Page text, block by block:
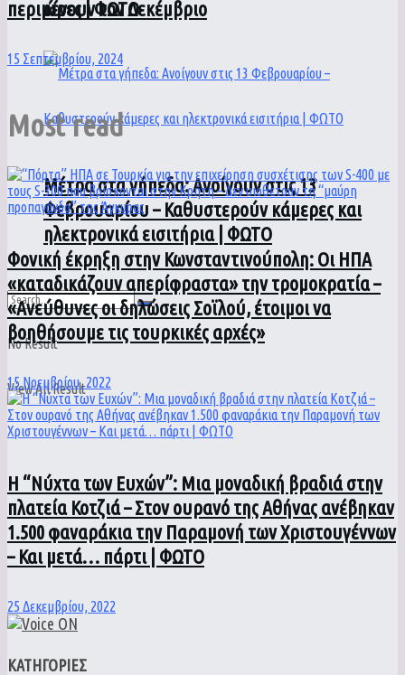
ώρες | ΦΩΤΟ
Μέτρα στα γήπεδα: Ανοίγουν στις 13
Φεβρουαρίου – Καθυστερούν κάμερες και
ηλεκτρονικά εισιτήρια | ΦΩΤΟ
No Result
View All Result
περιμένουν τον Δεκέμβριο
15 Σεπτεμβρίου, 2024
Most read
Φονική έκρηξη στην Κωνσταντινούπολη: Οι HΠΑ
«καταδικάζουν απερίφραστα» την τρομοκρατία –
«Ανεύθυνες οι δηλώσεις Σοϊλού, έτοιμοι να
βοηθήσουμε τις τουρκικές αρχές»
15 Νοεμβρίου, 2022
H “Νύχτα των Ευχών”: Μια μοναδική βραδιά στην
πλατεία Κοτζιά – Στον ουρανό της Αθήνας ανέβηκαν
1.500 φαναράκια την Παραμονή των Χριστουγέννων
– Και μετά… πάρτι | ΦΩΤΟ
25 Δεκεμβρίου, 2022
ΚΑΤΗΓΟΡΙΕΣ